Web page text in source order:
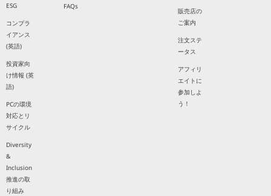
ESG
コンプラ
イアンス
(英語)
投資家向
け情報 (英
語)
PCの環境
対応とリ
サイクル
Diversity
&
Inclusion
推進の取
り組み
FAQs
販売店の
ご案内
注文ステ
ータス
アフィリ
エイトに
参加しよ
う！